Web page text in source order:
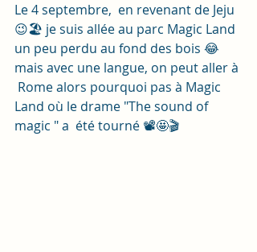
Le 4 septembre,  en revenant de Jeju
😉🏖 je suis allée au parc Magic Land
un peu perdu au fond des bois 😂
mais avec une langue, on peut aller à
Rome alors pourquoi pas à Magic
Land où le drame "The sound of
magic " a  été tourné 📽🤩🎬